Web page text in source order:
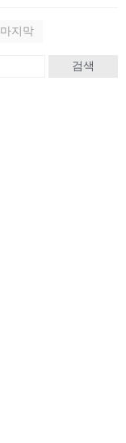
마지막
검색